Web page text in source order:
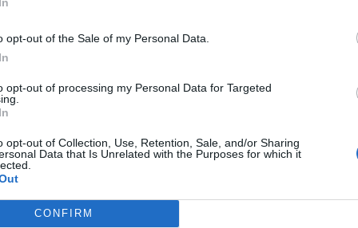
opt-out of the Sale of my Personal Data.
opt-out of processing my Personal Data for Targeted
opt-out of Collection, Use, Retention, Sale, and/or Sharing
Data that Is Unrelated with the Purposes for which it
CONFIRM
με
και θα
ψηφίο του ΑΦΜ
συμφωνίας για την